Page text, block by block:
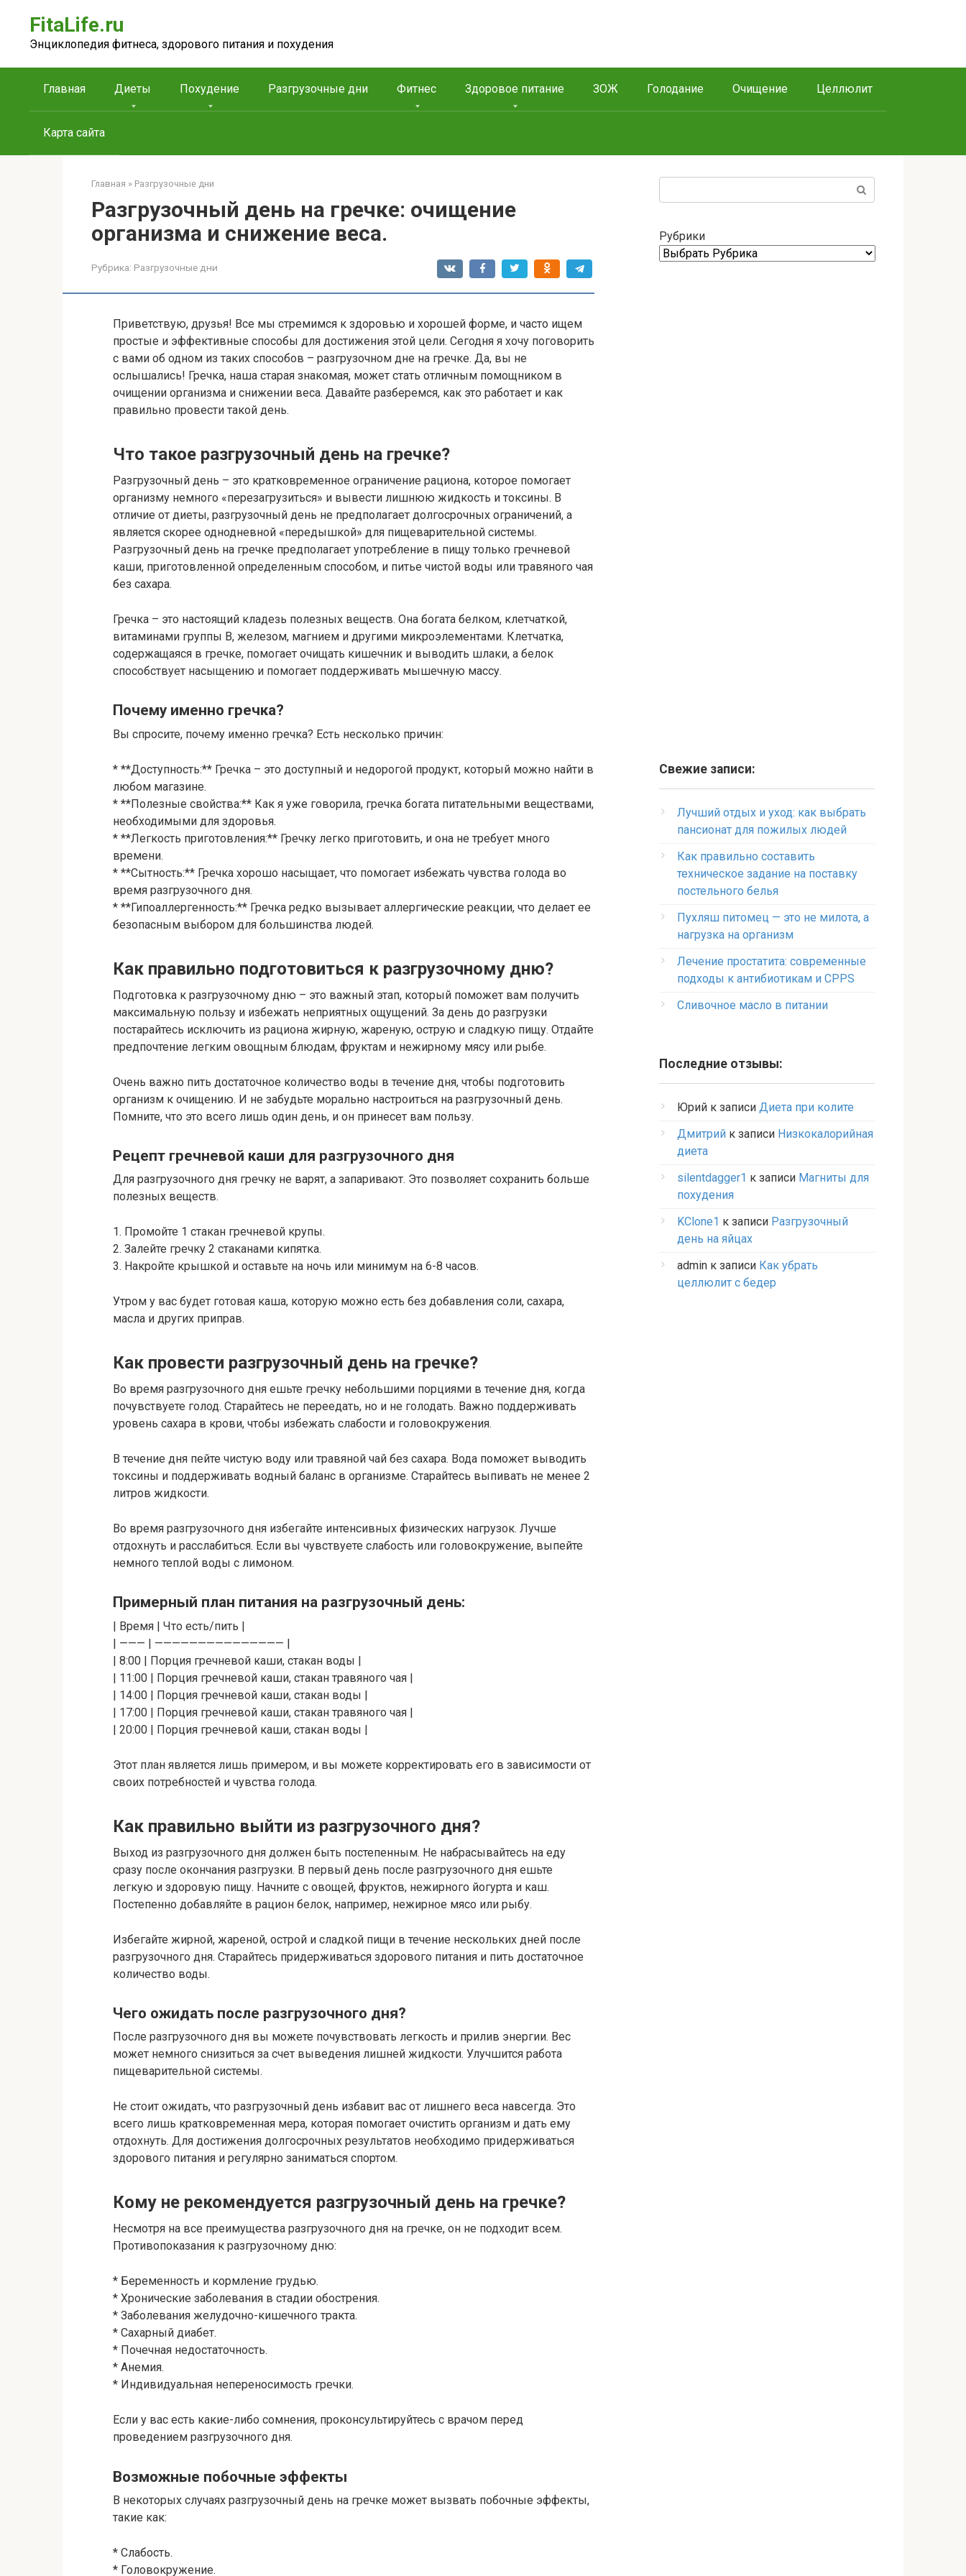
контенту
FitaLife.ru
Энциклопедия фитнеса, здорового питания и похудения
Главная Диеты Похудение Разгрузочные дни Фитнес Здоровое питание ЗОЖ Голодание Очищение Целлюлит
Карта сайта
Главная » Разгрузочные дни
Разгрузочный день на гречке: очищение
организма и снижение веса.
Рубрика: Разгрузочные дни
Приветствую, друзья! Все мы стремимся к здоровью и хорошей форме, и часто ищем
простые и эффективные способы для достижения этой цели. Сегодня я хочу поговорить
с вами об одном из таких способов – разгрузочном дне на гречке. Да, вы не
ослышались! Гречка, наша старая знакомая, может стать отличным помощником в
очищении организма и снижении веса. Давайте разберемся, как это работает и как
правильно провести такой день.
Что такое разгрузочный день на гречке?
Разгрузочный день – это кратковременное ограничение рациона, которое помогает
организму немного «перезагрузиться» и вывести лишнюю жидкость и токсины. В
отличие от диеты, разгрузочный день не предполагает долгосрочных ограничений, а
является скорее однодневной «передышкой» для пищеварительной системы.
Разгрузочный день на гречке предполагает употребление в пищу только гречневой
каши, приготовленной определенным способом, и питье чистой воды или травяного чая
без сахара.
Гречка – это настоящий кладезь полезных веществ. Она богата белком, клетчаткой,
витаминами группы B, железом, магнием и другими микроэлементами. Клетчатка,
содержащаяся в гречке, помогает очищать кишечник и выводить шлаки, а белок
способствует насыщению и помогает поддерживать мышечную массу.
Почему именно гречка?
Вы спросите, почему именно гречка? Есть несколько причин:
* **Доступность:** Гречка – это доступный и недорогой продукт, который можно найти в
любом магазине.
* **Полезные свойства:** Как я уже говорила, гречка богата питательными веществами,
необходимыми для здоровья.
* **Легкость приготовления:** Гречку легко приготовить, и она не требует много
времени.
* **Сытность:** Гречка хорошо насыщает, что помогает избежать чувства голода во
время разгрузочного дня.
* **Гипоаллергенность:** Гречка редко вызывает аллергические реакции, что делает ее
безопасным выбором для большинства людей.
Как правильно подготовиться к разгрузочному дню?
Подготовка к разгрузочному дню – это важный этап, который поможет вам получить
максимальную пользу и избежать неприятных ощущений. За день до разгрузки
постарайтесь исключить из рациона жирную, жареную, острую и сладкую пищу. Отдайте
предпочтение легким овощным блюдам, фруктам и нежирному мясу или рыбе.
Очень важно пить достаточное количество воды в течение дня, чтобы подготовить
организм к очищению. И не забудьте морально настроиться на разгрузочный день.
Помните, что это всего лишь один день, и он принесет вам пользу.
Рецепт гречневой каши для разгрузочного дня
Для разгрузочного дня гречку не варят, а запаривают. Это позволяет сохранить больше
полезных веществ.
1. Промойте 1 стакан гречневой крупы.
2. Залейте гречку 2 стаканами кипятка.
3. Накройте крышкой и оставьте на ночь или минимум на 6-8 часов.
Утром у вас будет готовая каша, которую можно есть без добавления соли, сахара,
масла и других приправ.
Как провести разгрузочный день на гречке?
Во время разгрузочного дня ешьте гречку небольшими порциями в течение дня, когда
почувствуете голод. Старайтесь не переедать, но и не голодать. Важно поддерживать
уровень сахара в крови, чтобы избежать слабости и головокружения.
В течение дня пейте чистую воду или травяной чай без сахара. Вода поможет выводить
токсины и поддерживать водный баланс в организме. Старайтесь выпивать не менее 2
литров жидкости.
Во время разгрузочного дня избегайте интенсивных физических нагрузок. Лучше
отдохнуть и расслабиться. Если вы чувствуете слабость или головокружение, выпейте
немного теплой воды с лимоном.
Примерный план питания на разгрузочный день:
| Время | Что есть/пить |
| ——— | ——————————————— |
| 8:00 | Порция гречневой каши, стакан воды |
| 11:00 | Порция гречневой каши, стакан травяного чая |
| 14:00 | Порция гречневой каши, стакан воды |
| 17:00 | Порция гречневой каши, стакан травяного чая |
| 20:00 | Порция гречневой каши, стакан воды |
Этот план является лишь примером, и вы можете корректировать его в зависимости от
своих потребностей и чувства голода.
Как правильно выйти из разгрузочного дня?
Выход из разгрузочного дня должен быть постепенным. Не набрасывайтесь на еду
сразу после окончания разгрузки. В первый день после разгрузочного дня ешьте
легкую и здоровую пищу. Начните с овощей, фруктов, нежирного йогурта и каш.
Постепенно добавляйте в рацион белок, например, нежирное мясо или рыбу.
Избегайте жирной, жареной, острой и сладкой пищи в течение нескольких дней после
разгрузочного дня. Старайтесь придерживаться здорового питания и пить достаточное
количество воды.
Чего ожидать после разгрузочного дня?
После разгрузочного дня вы можете почувствовать легкость и прилив энергии. Вес
может немного снизиться за счет выведения лишней жидкости. Улучшится работа
пищеварительной системы.
Не стоит ожидать, что разгрузочный день избавит вас от лишнего веса навсегда. Это
всего лишь кратковременная мера, которая помогает очистить организм и дать ему
отдохнуть. Для достижения долгосрочных результатов необходимо придерживаться
здорового питания и регулярно заниматься спортом.
Кому не рекомендуется разгрузочный день на гречке?
Несмотря на все преимущества разгрузочного дня на гречке, он не подходит всем.
Противопоказания к разгрузочному дню:
* Беременность и кормление грудью.
* Хронические заболевания в стадии обострения.
* Заболевания желудочно-кишечного тракта.
* Сахарный диабет.
* Почечная недостаточность.
* Анемия.
* Индивидуальная непереносимость гречки.
Если у вас есть какие-либо сомнения, проконсультируйтесь с врачом перед
проведением разгрузочного дня.
Возможные побочные эффекты
В некоторых случаях разгрузочный день на гречке может вызвать побочные эффекты,
такие как:
* Слабость.
* Головокружение.
Рубрики
Свежие записи:
Лучший отдых и уход: как выбрать
пансионат для пожилых людей
Как правильно составить
техническое задание на поставку
постельного белья
Пухляш питомец — это не милота, а
нагрузка на организм
Лечение простатита: современные
подходы к антибиотикам и CPPS
Сливочное масло в питании
Последние отзывы:
Юрий к записи Диета при колите
Дмитрий к записи Низкокалорийная
диета
silentdagger1 к записи Магниты для
похудения
KClone1 к записи Разгрузочный
день на яйцах
admin к записи Как убрать
целлюлит с бедер